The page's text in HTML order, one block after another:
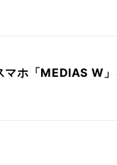
マホ「MEDIAS W